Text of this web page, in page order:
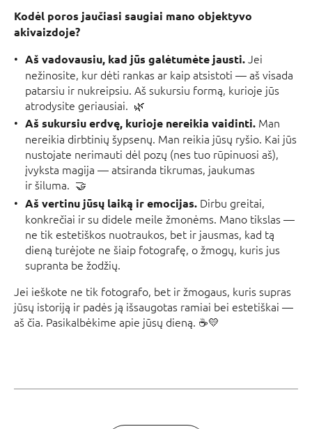
Kodėl poros jaučiasi saugiai mano objektyvo
akivaizdoje?
Aš vadovausiu, kad jūs galėtumėte jausti.Jei
nežinosite, kur dėti rankas ar kaip atsistoti — aš visada
patarsiu ir nukreipsiu. Aš sukursiu formą, kurioje jūs
atrodysite geriausiai. 🌿
Aš sukursiu erdvę, kurioje nereikia vaidinti. Man
nereikia dirbtinių šypsenų. Man reikia jūsų ryšio. Kai jūs
nustojate nerimauti dėl pozų (nes tuo rūpinuosi aš),
įvyksta magija — atsiranda tikrumas, jaukumas
ir šiluma. 🤝
Aš vertinu jūsų laiką ir emocijas. Dirbu greitai,
konkrečiai ir su didele meile žmonėms. Mano tikslas —
ne tik estetiškos nuotraukos, bet ir jausmas, kad tą
dieną turėjote ne šiaip fotografę, o žmogų, kuris jus
supranta be žodžių.
Jei ieškote ne tik fotografo, bet ir žmogaus, kuris supras
jūsų istoriją ir padės ją išsaugotas ramiai bei estetiškai —
aš čia. Pasikalbėkime apie jūsų dieną. ☕💛